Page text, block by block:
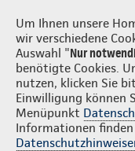
Um Ihnen unsere
wir verschiedene
Auswahl "Nur
benötigte Cookies.
nutzen, klicken Sie
Einwilligung können
Menüpunkt
Informationen finden
Martin W. Michler
Beliebte Produkte